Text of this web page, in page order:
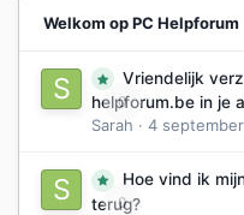
Welkom op PC Helpforum
0
Vriendelijk
helpforum.be in je
Sarah · 4
0
Hoe vind ik
terug?